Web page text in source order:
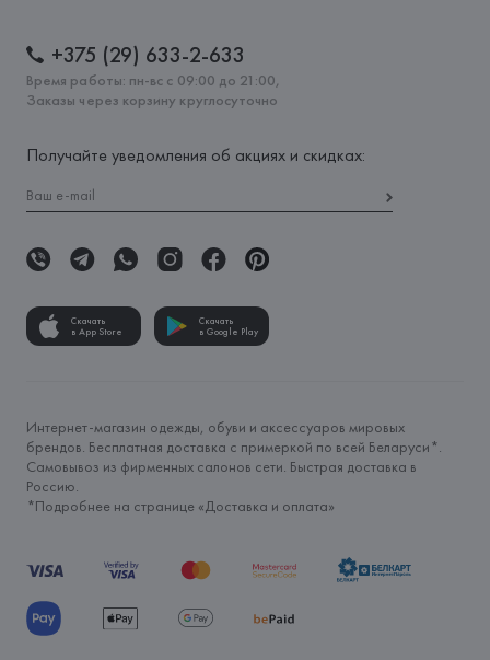
+375 (29) 633-2-633
Время работы: пн-вс с 09:00 до 21:00,
Заказы через корзину круглосуточно
Получайте уведомления об акциях и скидках:
Скачать
в App Store
Скачать
в Google Play
Интернет-магазин одежды, обуви и аксессуаров мировых
брендов. Бесплатная доставка с примеркой по всей Беларуси*.
Самовывоз из фирменных салонов сети. Быстрая доставка в
Россию.
*Подробнее на странице «Доставка и оплата»